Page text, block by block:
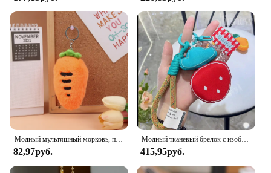
82,97руб.
Модный тканевый брелок с изображением фруктов, прекрасный плюшевый брелок для ключей в виде клубники, моркови, тканевый автомобильный брелок для ключей, подвеска для сумки, безделушка, подарок для девочек
415,95руб.